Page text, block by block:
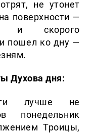
не утонет
поверхности —
и скорого
пошел ко дну —
Духова дня:
лучше не
понедельник
Троицы,